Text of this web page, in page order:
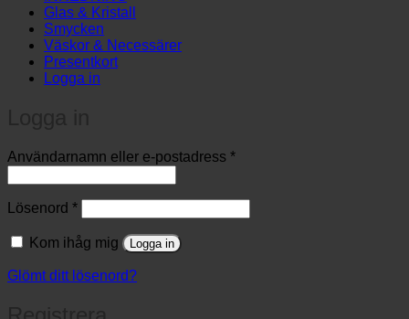
Glas & Kristall
Smycken
Väskor & Necessärer
Presentkort
Logga in
Användarnamn eller e-postadress *Obligatoriskt
Lösenord *Obligatoriskt
Kom ihåg mig Logga in
Glömt ditt lösenord?